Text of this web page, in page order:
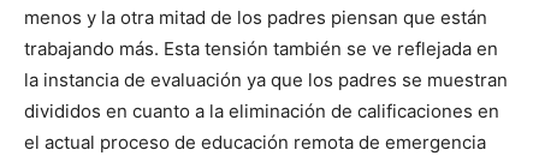
menos y la otra mitad de los padres piensan que están
trabajando más. Esta tensión también se ve reflejada en
la instancia de evaluación ya que los padres se muestran
divididos en cuanto a la eliminación de calificaciones en
el actual proceso de educación remota de emergencia